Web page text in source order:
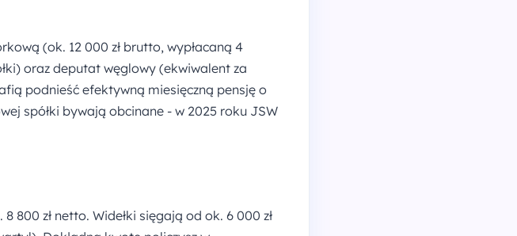
(ok. 12 000 zł brutto, wypłacaną 4
oraz deputat węglowy (ekwiwalent za
podnieść efektywną miesięczną pensję o
spółki bywają obcinane - w 2025 roku JSW
800 zł netto. Widełki sięgają od ok. 6 000 zł